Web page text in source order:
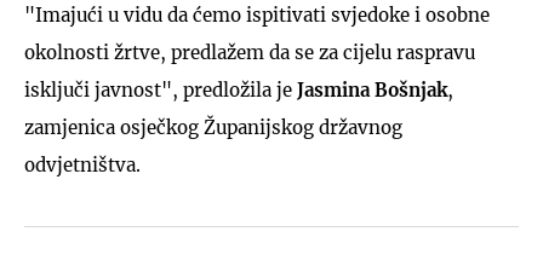
"Imajući u vidu da ćemo ispitivati svjedoke i osobne
okolnosti žrtve, predlažem da se za cijelu raspravu
isključi javnost", predložila je Jasmina Bošnjak,
zamjenica osječkog Županijskog državnog
odvjetništva.